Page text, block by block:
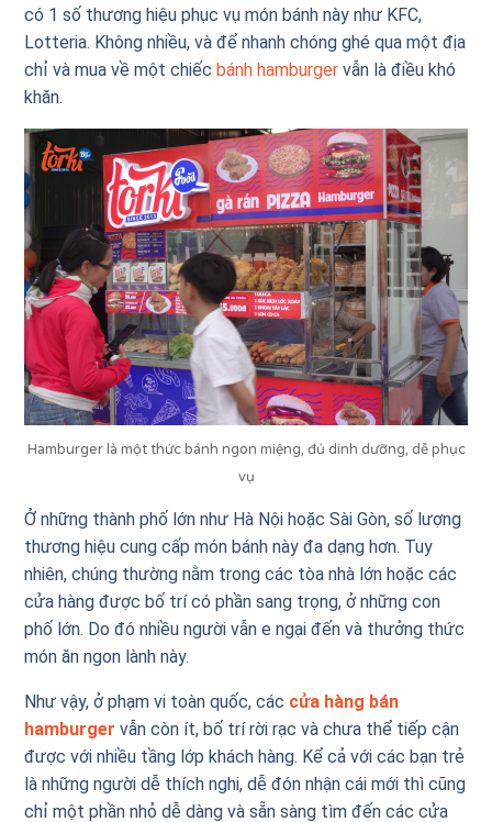
có 1 số thương hiệu phục vụ món bánh này như KFC,
Lotteria. Không nhiều, và để nhanh chóng ghé qua một địa
chỉ và mua về một chiếc bánh hamburger vẫn là điều khó
khăn.
Hamburger là một thức bánh ngon miệng, đủ dinh dưỡng, dễ phục
vụ
Ở những thành phố lớn như Hà Nội hoặc Sài Gòn, số lượng
thương hiệu cung cấp món bánh này đa dạng hơn. Tuy
nhiên, chúng thường nằm trong các tòa nhà lớn hoặc các
cửa hàng được bố trí có phần sang trọng, ở những con
phố lớn. Do đó nhiều người vẫn e ngại đến và thưởng thức
món ăn ngon lành này.
Như vậy, ở phạm vi toàn quốc, các cửa hàng bán
hamburger vẫn còn ít, bố trí rời rạc và chưa thể tiếp cận
được với nhiều tầng lớp khách hàng. Kể cả với các bạn trẻ
là những người dễ thích nghi, dễ đón nhận cái mới thì cũng
chỉ một phần nhỏ dễ dàng và sẵn sàng tìm đến các cửa